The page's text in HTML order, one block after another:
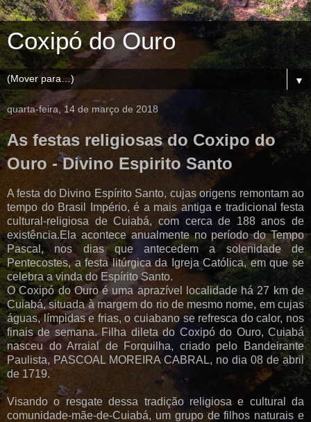
Coxipó do Ouro
▼
quarta-feira, 14 de março de 2018
As festas religiosas do Coxipo do
Ouro - Divino Espirito Santo
A festa do Divino Espírito Santo, cujas origens remontam ao
tempo do Brasil Império, é a mais antiga e tradicional festa
cultural-religiosa de Cuiabá, com cerca de 188 anos de
existência.Ela acontece anualmente no período do Tempo
Pascal, nos dias que antecedem a solenidade de
Pentecostes, a festa litúrgica da Igreja Católica, em que se
celebra a vinda do Espírito Santo.
O Coxipó do Ouro é uma aprazível localidade há 27 km de
Cuiabá, situada à margem do rio de mesmo nome, em cujas
águas, límpidas e frias, o cuiabano se refresca do calor, nos
finais de semana. Filha dileta do Coxipó do Ouro, Cuiabá
nasceu do Arraial de Forquilha, criado pelo Bandeirante
Paulista, PASCOAL MOREIRA CABRAL, no dia 08 de abril
de 1719.
Visando o resgate dessa tradição religiosa e cultural da
comunidade-mãe-de-Cuiabá, um grupo de filhos naturais e